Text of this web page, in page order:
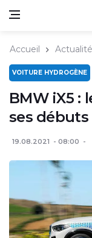
Accueil Actualité
VOITURE HYDROGÈNE
BMW iX5 :
ses
19.08.2021 08:00